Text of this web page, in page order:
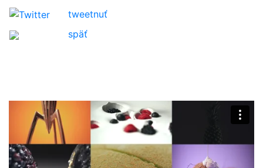
tweetnuť
späť